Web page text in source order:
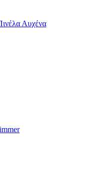
Αυχένα